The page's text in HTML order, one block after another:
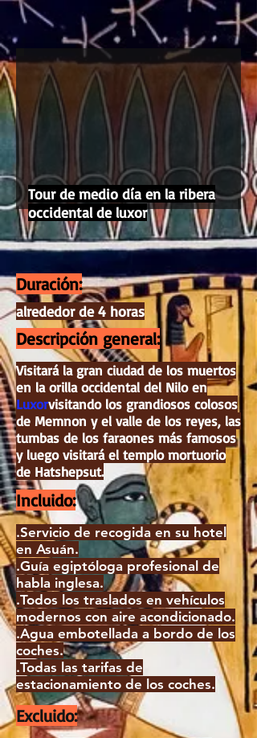
Tour de medio día en la ribera
occidental de luxor
Duración:
alrededor de 4 horas
Descripción general:
Visitará la gran ciudad de los muertos
en la orilla occidental del Nilo en
Luxorvisitando los grandiosos colosos
de Memnon y el valle de los reyes, las
tumbas de los faraones más famosos
y luego visitará el templo mortuorio
de Hatshepsut.
Incluido:
.Servicio de recogida en su hotel
en Asuán.
.Guía egiptóloga profesional de
habla inglesa.
.Todos los traslados en vehículos
modernos con aire acondicionado.
.Agua embotellada a bordo de los
coches.
.Todas las tarifas de
estacionamiento de los coches.
Excluido: